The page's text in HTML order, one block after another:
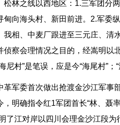
松林之线以西地区：1.三军团分
甸向海头村、新田前进。2.军委
我相、中麦厂跟进至三元庄、清
侦察会理情况之目的，经嵩明以
尼村”是笔误，应是今“海尾村”；“
革军委首次做出抢渡金沙江军事
，明确指令红1军团首长“林、聂
了江对岸以四川会理金沙江段